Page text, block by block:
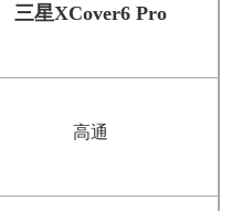
三星XCover6 Pro
高通